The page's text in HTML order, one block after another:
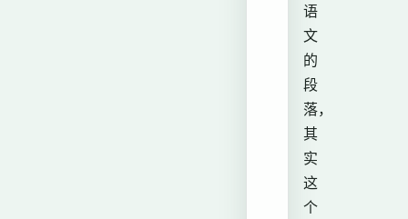
语
文
的
段
落，
其
实
这
个